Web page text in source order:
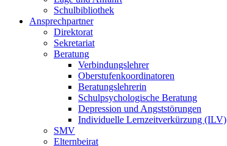
Schulbibliothek
Ansprechpartner
Direktorat
Sekretariat
Beratung
Verbindungslehrer
Oberstufenkoordinatoren
Beratungslehrerin
Schulpsychologische Beratung
Depression und Angststörungen
Individuelle Lernzeitverkürzung (ILV)
SMV
Elternbeirat